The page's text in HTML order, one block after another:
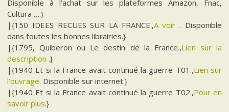
Disponible à l’achat sur les plateformes Amazon, Fnac,
Cultura ….}
|{150 IDEES RECUES SUR LA FRANCE.,A voir . Disponible
dans toutes les bonnes librairies.}
|{1795, Quiberon ou Le destin de la France.,Lien sur la
description .}
|{1940 Et si la France avait continué la guerre T01.,Lien sur
l’ouvrage. Disponible sur internet.}
|{1940 Et si la France avait continué la guerre T02.,Pour en
savoir plus.}